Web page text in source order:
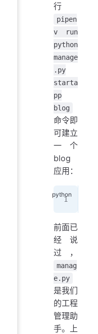
行
pipen
v run
python
manage
.py
starta
pp
blog
命令即
可建立
一个
blog
应用：
前面已
经说
过，
manag
e.py
是我们
的工程
管理助
手。上